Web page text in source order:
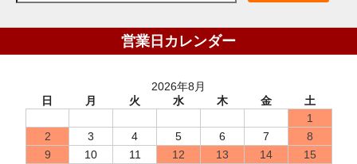
営業日カレンダー
2026年8月
日
月 火 水 木 金
土
1
2
3 4 5 6 7
8
9
10 11 12 13 14
15